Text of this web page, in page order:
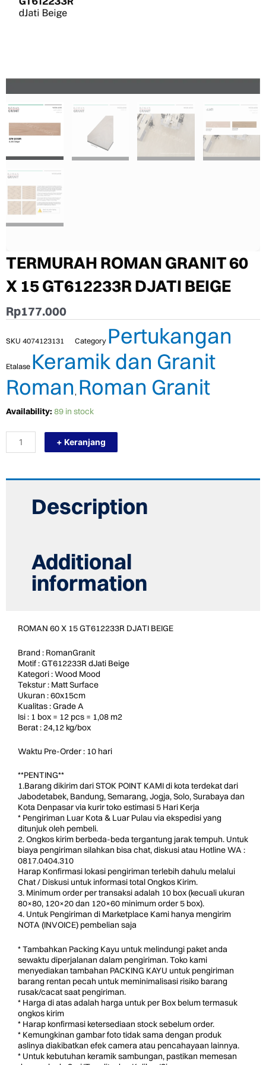
TERMURAH ROMAN GRANIT 60
X 15 GT612233R DJATI BEIGE
Rp177.000
SKU 4074123131 Category Pertukangan
Etalase Keramik dan Granit
Roman , Roman Granit
Availability: 89 in stock
TERMURAH
GRANIT
X
+ Keranjang
Description
Additional
information
ROMAN 60 X 15 GT612233R DJATI BEIGE
Brand : RomanGranit
Motif : GT612233R dJati Beige
Kategori : Wood Mood
Tekstur : Matt Surface
Ukuran : 60x15cm
Kualitas : Grade A
Isi : 1 box = 12 pcs = 1,08 m2
Berat : 24,12 kg/box
Waktu Pre-Order : 10 hari
**PENTING**
1.Barang dikirim dari STOK POINT KAMI di kota terdekat dari
Jabodetabek, Bandung, Semarang, Jogja, Solo, Surabaya dan
Kota Denpasar via kurir toko estimasi 5 Hari Kerja
* Pengiriman Luar Kota & Luar Pulau via ekspedisi yang
ditunjuk oleh pembeli.
2. Ongkos kirim berbeda-beda tergantung jarak tempuh. Untuk
biaya pengiriman silahkan bisa chat, diskusi atau Hotline WA :
0817.0404.310
Harap Konfirmasi lokasi pengiriman terlebih dahulu melalui
Chat / Diskusi untuk informasi total Ongkos Kirim.
3. Minimum order per transaksi adalah 10 box (kecuali ukuran
80×80, 120×20 dan 120×60 minimum order 5 box).
4. Untuk Pengiriman di Marketplace Kami hanya mengirim
NOTA (INVOICE) pembelian saja
* Tambahkan Packing Kayu untuk melindungi paket anda
sewaktu diperjalanan dalam pengiriman. Toko kami
menyediakan tambahan PACKING KAYU untuk pengiriman
barang rentan pecah untuk meminimalisasi risiko barang
rusak/cacat saat pengiriman.
* Harga di atas adalah harga untuk per Box belum termasuk
ongkos kirim
* Harap konfirmasi ketersediaan stock sebelum order.
* Kemungkinan gambar foto tidak sama dengan produk
aslinya diakibatkan efek camera atau pencahayaan lainnya.
* Untuk kebutuhan keramik sambungan, pastikan memesan